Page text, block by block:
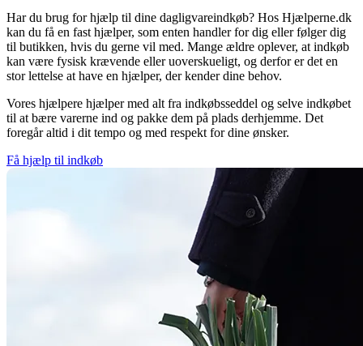
Har du brug for hjælp til dine dagligvareindkøb? Hos Hjælperne.dk
kan du få en fast hjælper, som enten handler for dig eller følger dig
til butikken, hvis du gerne vil med. Mange ældre oplever, at indkøb
kan være fysisk krævende eller uoverskueligt, og derfor er det en
stor lettelse at have en hjælper, der kender dine behov.
Vores hjælpere hjælper med alt fra indkøbsseddel og selve indkøbet
til at bære varerne ind og pakke dem på plads derhjemme. Det
foregår altid i dit tempo og med respekt for dine ønsker.
Få hjælp til indkøb